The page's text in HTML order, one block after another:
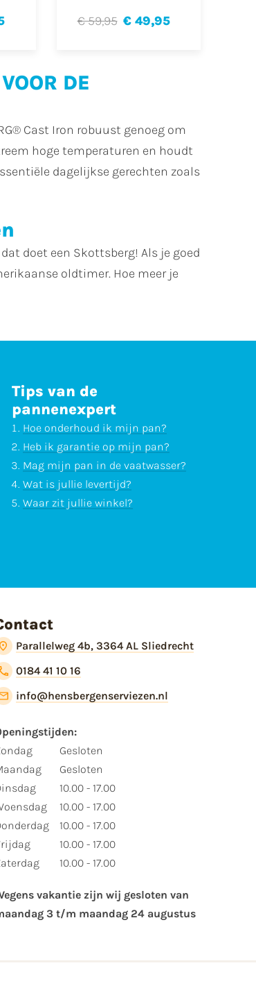
€ 59,95 € 49,95
DE
Cast Iron robuust genoeg om
hoge temperaturen en houdt
dagelijkse gerechten zoals
doet een Skottsberg! Als je goed
oldtimer. Hoe meer je
Tips van de
pannenexpert
Hoe onderhoud ik mijn pan?
Heb ik garantie op mijn pan?
Mag mijn pan in de vaatwasser?
Wat is jullie levertijd?
Waar zit jullie winkel?
Parallelweg 4b, 3364 AL Sliedrecht
0184 41 10 16
info@hensbergenserviezen.nl
Gesloten
Gesloten
10.00 - 17.00
10.00 - 17.00
10.00 - 17.00
10.00 - 17.00
10.00 - 17.00
vakantie zijn wij gesloten van
3 t/m maandag 24 augustus